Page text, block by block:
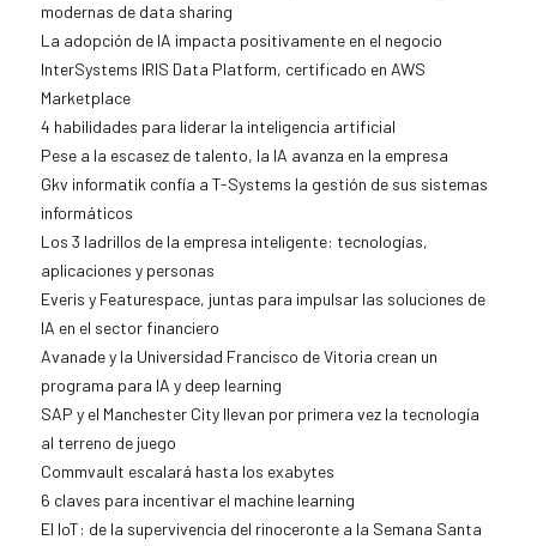
modernas de data sharing
La adopción de IA impacta positivamente en el negocio
InterSystems IRIS Data Platform, certificado en AWS
Marketplace
4 habilidades para liderar la inteligencia artificial
Pese a la escasez de talento, la IA avanza en la empresa
Gkv informatik confía a T-Systems la gestión de sus sistemas
informáticos
Los 3 ladrillos de la empresa inteligente: tecnologías,
aplicaciones y personas
Everis y Featurespace, juntas para impulsar las soluciones de
IA en el sector financiero
Avanade y la Universidad Francisco de Vitoria crean un
programa para IA y deep learning
SAP y el Manchester City llevan por primera vez la tecnología
al terreno de juego
Commvault escalará hasta los exabytes
6 claves para incentivar el machine learning
El IoT: de la supervivencia del rinoceronte a la Semana Santa